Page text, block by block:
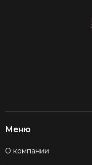
Меню
О компании